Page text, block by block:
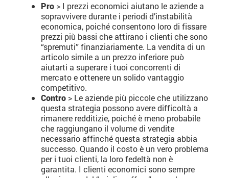
Pro > I prezzi economici aiutano le aziende a
sopravvivere durante i periodi d’instabilità
economica, poiché consentono loro di fissare
prezzi più bassi che attirano i clienti che sono
“spremuti” finanziariamente. La vendita di un
articolo simile a un prezzo inferiore può
aiutarti a superare i tuoi concorrenti di
mercato e ottenere un solido vantaggio
competitivo.
Contro > Le aziende più piccole che utilizzano
questa strategia possono avere difficoltà a
rimanere redditizie, poiché è meno probabile
che raggiungano il volume di vendite
necessario affinché questa strategia abbia
successo. Quando il costo è un vero problema
per i tuoi clienti, la loro fedeltà non è
garantita. I clienti economici sono sempre